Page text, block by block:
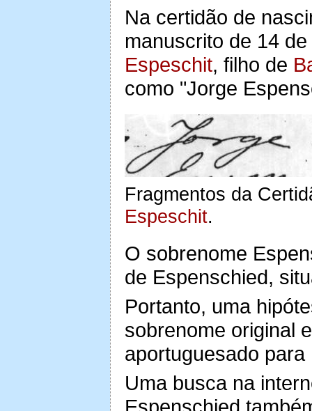
Na certidão de
manuscrito de 14
Espeschit, filho de
como "Jorge
Fragmentos da
Espeschit.
O sobrenome
de Espenschied,
Portanto, uma
sobrenome original
aportuguesado
Uma busca na